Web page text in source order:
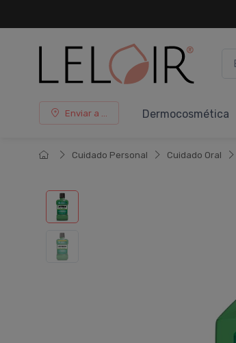
Enviar a ... Dermocosmética
Cuidado Personal Cuidado Oral